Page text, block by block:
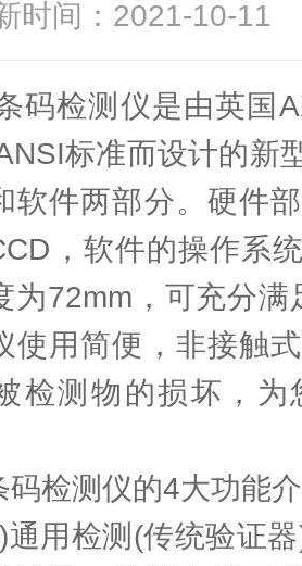
时间：2021-10-
测仪是由英国
标准而设计的新
软件两部分。硬件
，软件的操作系
为72mm，可充分
使用简便，非接触
检测物的损坏，
测仪的4大功能
检测(传统验证器)